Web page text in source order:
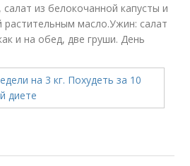
из белокочанной капусты и
растительным масло.Ужин: салат
и на обед, две груши. День